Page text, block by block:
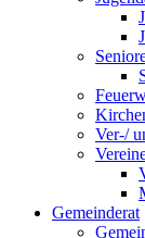
Ver-/
Gemeinderat